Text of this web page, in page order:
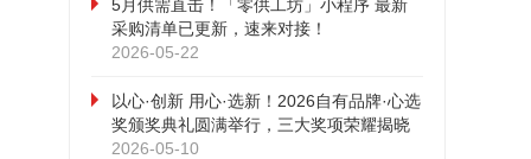
5月供需直击！「零供工坊」小程序 最新
采购清单已更新，速来对接！
2026-05-22
以心·创新 用心·选新！2026自有品牌·心选
奖颁奖典礼圆满举行，三大奖项荣耀揭晓
2026-05-10